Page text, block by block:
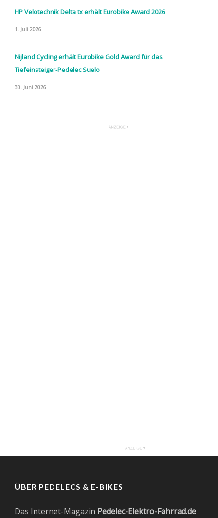
HP Velotechnik Delta tx erhält Eurobike Award 2026
1. Juli 2026
Nijland Cycling erhält Eurobike Gold Award für das
Tiefeinsteiger-Pedelec Suelo
30. Juni 2026
ÜBER PEDELECS & E-BIKES
Das Internet-Magazin Pedelec-Elektro-Fahrrad.de